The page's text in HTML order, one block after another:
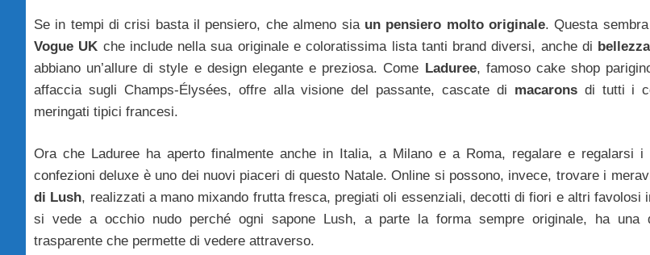
Se in tempi di crisi basta il pensiero, che almeno sia un pensiero molto originale. Questa
Vogue UK che include nella sua originale e coloratissima lista tanti brand diversi, anche di
abbiano un’allure di style e design elegante e preziosa. Come Laduree, famoso cake shop
affaccia sugli Champs-Élysées, offre alla visione del passante, cascate di macaronsdi tutti i
meringati tipici francesi.
Ora che Laduree ha aperto finalmente anche in Italia, a Milano e a Roma, regalare e regalarsi
confezioni deluxe è uno dei nuovi piaceri di questo Natale. Online si possono, invece, trovare i
di Lush, realizzati a mano mixando frutta fresca, pregiati oli essenziali, decotti di fiori e altri favolosi
si vede a occhio nudo perché ogni sapone Lush, a parte la forma sempre originale, ha una
trasparente che permette di vedere attraverso.